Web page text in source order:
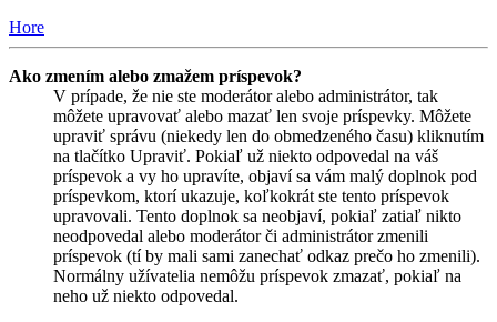
Hore
Ako zmením alebo zmažem príspevok?
V prípade, že nie ste moderátor alebo administrátor, tak
môžete upravovať alebo mazať len svoje príspevky. Môžete
upraviť správu (niekedy len do obmedzeného času) kliknutím
na tlačítko Upraviť. Pokiaľ už niekto odpovedal na váš
príspevok a vy ho upravíte, objaví sa vám malý doplnok pod
príspevkom, ktorí ukazuje, koľkokrát ste tento príspevok
upravovali. Tento doplnok sa neobjaví, pokiaľ zatiaľ nikto
neodpovedal alebo moderátor či administrátor zmenili
príspevok (tí by mali sami zanechať odkaz prečo ho zmenili).
Normálny užívatelia nemôžu príspevok zmazať, pokiaľ na
neho už niekto odpovedal.